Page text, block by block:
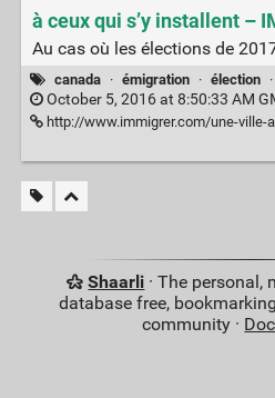
à ceux qui s’y installent –
Au cas où les élections de
canada · émigration · élection ·
October 5, 2016 at 8:50:33 AM
http://www.immigrer.com/une-ville-au-canada-offre-
Shaarli · The personal,
database free,
community ·